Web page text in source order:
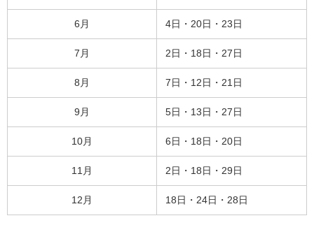
6月 4日・20日・23日
7月 2日・18日・27日
8月 7日・12日・21日
9月 5日・13日・27日
10月 6日・18日・20日
11月 2日・18日・29日
12月 18日・24日・28日